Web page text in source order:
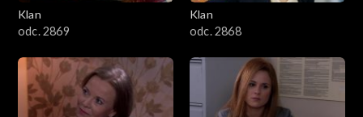
Klan
odc. 2869
Klan
odc. 2868